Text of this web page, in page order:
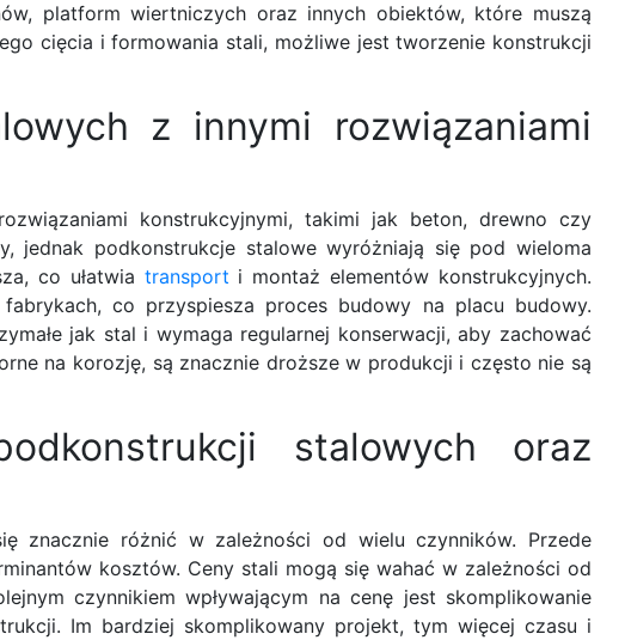
platform wiertniczych oraz innych obiektów, które muszą
cięcia i formowania stali, możliwe jest tworzenie konstrukcji
z innymi rozwiązaniami
konstrukcyjnymi, takimi jak beton, drewno czy
podkonstrukcje stalowe wyróżniają się pod wieloma
co ułatwia transport i montaż elementów konstrukcyjnych.
co przyspiesza proces budowy na placu budowy.
jak stal i wymaga regularnej konserwacji, aby zachować
na korozję, są znacznie droższe w produkcji i często nie są
stalowych oraz
znacznie różnić w zależności od wielu czynników. Przede
kosztów. Ceny stali mogą się wahać w zależności od
czynnikiem wpływającym na cenę jest skomplikowanie
Im bardziej skomplikowany projekt, tym więcej czasu i